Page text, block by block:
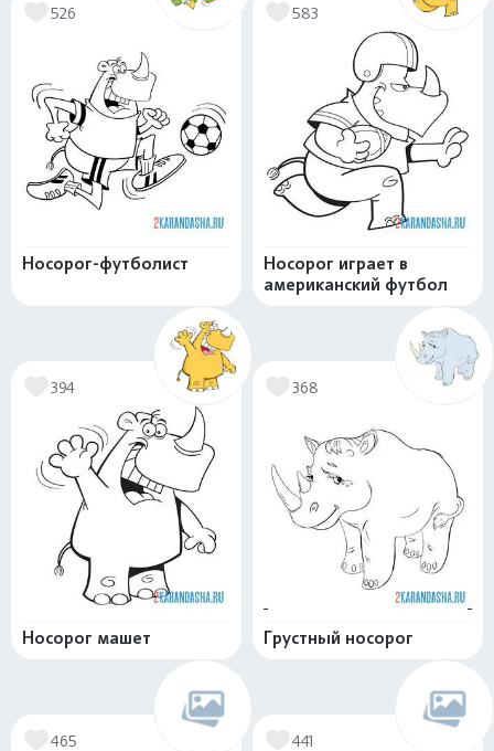
526
Носорог-футболист
583
Носорог играет в
американский футбол
394
Носорог машет
368
Грустный носорог
465 441